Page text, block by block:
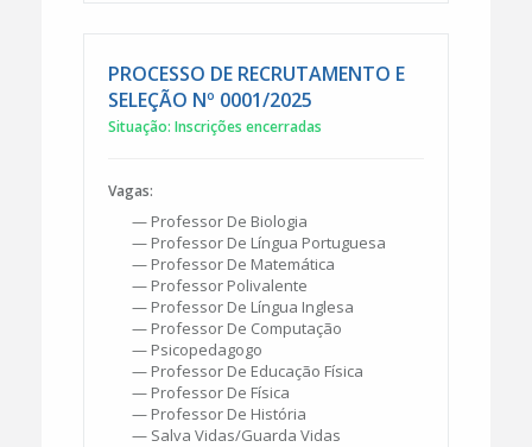
PROCESSO DE RECRUTAMENTO E
SELEÇÃO Nº 0001/2025
Situação: Inscrições encerradas
Vagas:
— Professor De Biologia
— Professor De Língua Portuguesa
— Professor De Matemática
— Professor Polivalente
— Professor De Língua Inglesa
— Professor De Computação
— Psicopedagogo
— Professor De Educação Física
— Professor De Física
— Professor De História
— Salva Vidas/guarda Vidas